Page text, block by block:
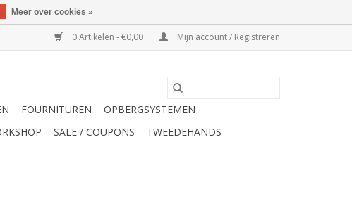
0 Artikelen - €0,00 Mijn account / Registreren
FOURNITUREN
OPBERGSYSTEMEN
SALE / COUPONS
TWEEDEHANDS
Meer over cookies »